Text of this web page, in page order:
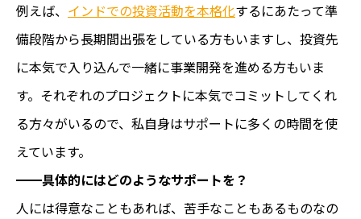
例えば、 インドでの投資活動を本格化するにあたって準
備段階から長期間出張をしている方もいますし、投資先
に本気で入り込んで一緒に事業開発を進める方もいま
す。それぞれのプロジェクトに本気でコミットしてくれ
る方々がいるので、私自身はサポートに多くの時間を使
えています。
━━具体的にはどのようなサポートを？
人には得意なこともあれば、苦手なこともあるものなの